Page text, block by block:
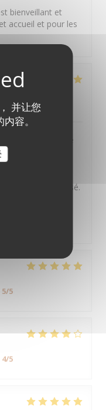
并让您
容。
bienveillant et
accueil et pour les
/5
restaurant ! Situé
excellente
Le service est
L'équipe est
organisé.
qualité-prix est
sans
5/5
4/5